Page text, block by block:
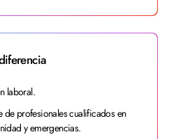
laboral.
de profesionales cualificados en
y emergencias.